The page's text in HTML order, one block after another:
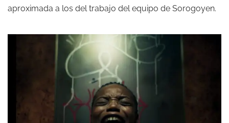
aproximada a los del trabajo del equipo de Sorogoyen.